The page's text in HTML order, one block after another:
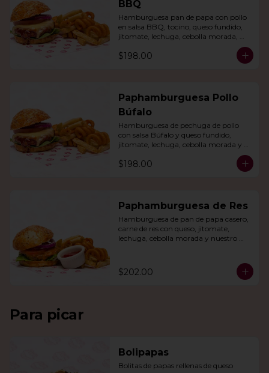
BBQ
Hamburguesa pan de papa con pollo
en salsa BBQ, tocino, queso fundido,
jitomate, lechuga, cebolla morada,
$198.00
Paphamburguesa Pollo
Búfalo
Hamburguesa de pechuga de pollo
con salsa Búfalo y queso fundido,
jitomate, lechuga, cebolla morada y
nuestra salsa especial. Con papas fritas
y rizo.
$198.00
Paphamburguesa de Res
Hamburguesa de pan de papa casero,
carne de res con queso, jitomate,
lechuga, cebolla morada y nuestro
$202.00
Para picar
Bolipapas
Bolitas de papas rellenas de queso